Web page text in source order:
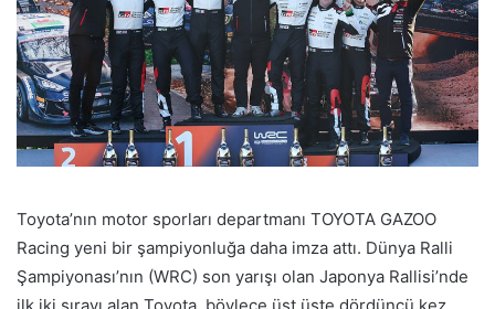
Toyota’nın motor sporları departmanı TOYOTA GAZOO
Racing yeni bir şampiyonluğa daha imza attı. Dünya Ralli
Şampiyonası’nın (WRC) son yarışı olan Japonya Rallisi’nde